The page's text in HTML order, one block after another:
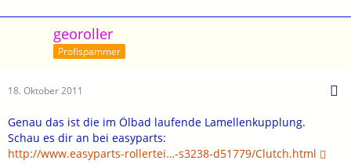
georoller
Profispammer
18. Oktober 2011
Genau das ist die im Ölbad laufende Lamellenkupplung.
Schau es dir an bei easyparts:
http://www.easyparts-rollertei…-s3238-d51779/Clutch.html